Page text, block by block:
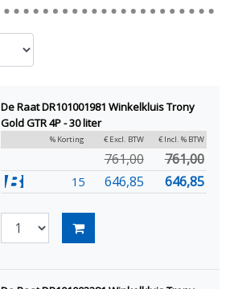
De Raat DR101001981 Winkelkluis Trony
Gold GTR 4P - 30 liter
% Korting € Excl. BTW € Incl. % BTW
761,00 761,00
15 646,85 646,85